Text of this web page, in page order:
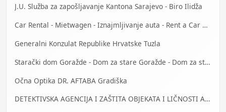
J.U. Služba za zapošljavanje Kantona Sarajevo - Biro Ilidža
Car Rental - Mietwagen - Iznajmljivanje auta - Rent a Car Mostar
Generalni Konzulat Republike Hrvatske Tuzla
Starački dom Goražde - Dom za stare Goražde - Dom za stara lica Goražde
Očna Optika DR. AFTABA Gradiška
DETEKTIVSKA AGENCIJA I ZAŠTITA OBJEKATA I LIČNOSTI ALFA DM Travnik